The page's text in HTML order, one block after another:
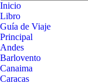
Inicio
Libro
Guía de Viaje
Principal
Andes
Barlovento
Canaima
Caracas